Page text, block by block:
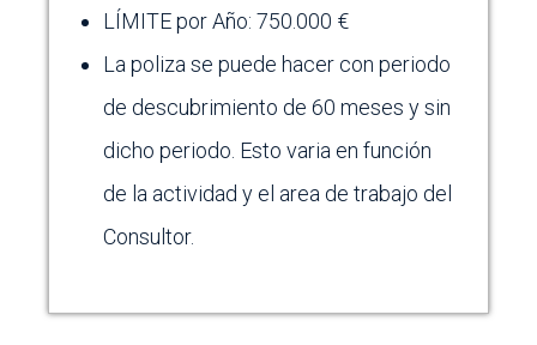
LÍMITE por Año: 750.000 €
La poliza se puede hacer con periodo
de descubrimiento de 60 meses y sin
dicho periodo. Esto varia en función
de la actividad y el area de trabajo del
Consultor.